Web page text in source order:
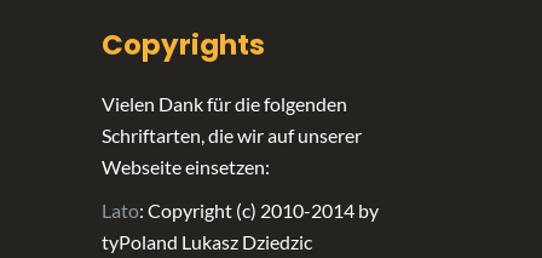
Copyrights
Vielen Dank für die folgenden
Schriftarten, die wir auf unserer
Webseite einsetzen:
Lato: Copyright (c) 2010-2014 by
tyPoland Lukasz Dziedzic